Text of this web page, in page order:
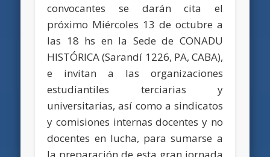
convocantes se darán cita el
próximo Miércoles 13 de octubre a
las 18 hs en la Sede de CONADU
HISTÓRICA (Sarandí 1226, PA, CABA),
e invitan a las organizaciones
estudiantiles terciarias y
universitarias, así como a sindicatos
y comisiones internas docentes y no
docentes en lucha, para sumarse a